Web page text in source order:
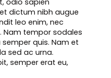
odio sapien
dictum nibh augue
leo enim, nec
tempor sodales
quis. Nam et
sed ac urna.
semper erat eu,